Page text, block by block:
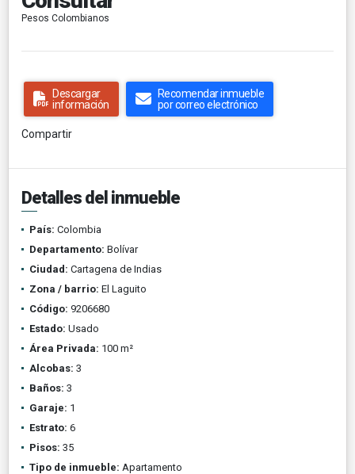
Pesos Colombianos
Descargar
información
Recomendar inmueble
por correo electrónico
Compartir
Detalles del inmueble
País: Colombia
Departamento: Bolívar
Ciudad: Cartagena de Indias
Zona / barrio: El Laguito
Código: 9206680
Estado: Usado
Área Privada: 100 m²
Alcobas: 3
Baños: 3
Garaje: 1
Estrato: 6
Pisos: 35
Tipo de inmueble: Apartamento